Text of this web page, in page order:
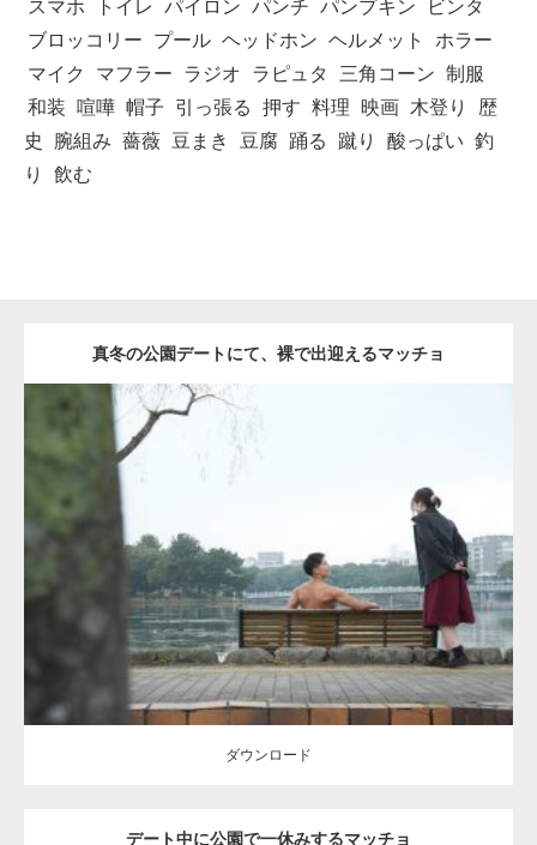
スマホ
トイレ パイロン パンチ パンプキン
ビンタ
ブロッコリー
プール ヘッドホン ヘルメット
ホラー
マイク
マフラー ラジオ ラピュタ 三角コーン 制服
和装
喧嘩 帽子 引っ張る 押す 料理 映画 木登り
歴
史
腕組み 薔薇 豆まき 豆腐 踊る 蹴り 酸っぱい 釣
り
飲む
真冬の公園デートにて、裸で出迎えるマッチョ
公園のマッチョ AKIHITO(細マッチョ) 背中
ダウンロード
ダウンロード
デート中に公園で一休みするマッチョ